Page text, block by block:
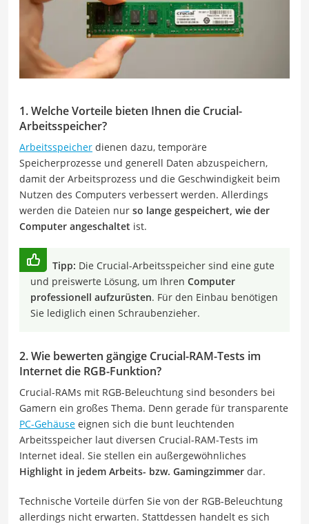
1. Welche Vorteile bieten Ihnen die Crucial-
Arbeitsspeicher?
Arbeitsspeicher dienen dazu, temporäre
Speicherprozesse und generell Daten abzuspeichern,
damit der Arbeitsprozess und die Geschwindigkeit beim
Nutzen des Computers verbessert werden. Allerdings
werden die Dateien nur so lange gespeichert, wie der
Computer angeschaltet ist.
Tipp: Die Crucial-Arbeitsspeicher sind eine gute
und preiswerte Lösung, um Ihren Computer
professionell aufzurüsten. Für den Einbau benötigen
Sie lediglich einen Schraubenzieher.
2. Wie bewerten gängige Crucial-RAM-Tests im
Internet die RGB-Funktion?
Crucial-RAMs mit RGB-Beleuchtung sind besonders bei
Gamern ein großes Thema. Denn gerade für transparente
PC-Gehäuse eignen sich die bunt leuchtenden
Arbeitsspeicher laut diversen Crucial-RAM-Tests im
Internet ideal. Sie stellen ein außergewöhnliches
Highlight in jedem Arbeits- bzw. Gamingzimmer dar.
Technische Vorteile dürfen Sie von der RGB-Beleuchtung
allerdings nicht erwarten. Stattdessen handelt es sich